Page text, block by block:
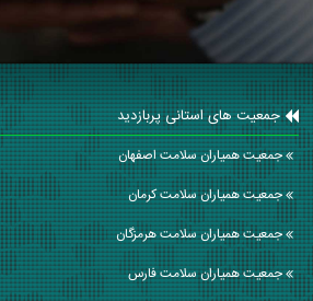
جمعیت های استانی پربازدید
جمعیت همیاران سلامت اصفهان
جمعیت همیاران سلامت كرمان
جمعیت همیاران سلامت هرمزگان
جمعیت همیاران سلامت فارس